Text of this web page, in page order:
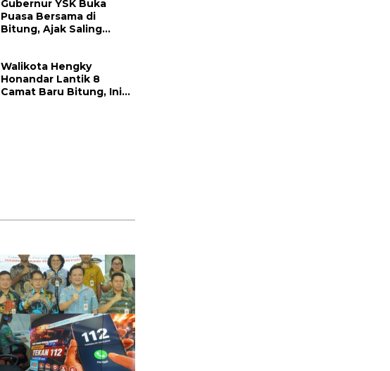
Gubernur YSK Buka
Puasa Bersama di
Bitung, Ajak Saling
Walikota Hengky
Honandar Lantik 8
Camat Baru Bitung, Ini